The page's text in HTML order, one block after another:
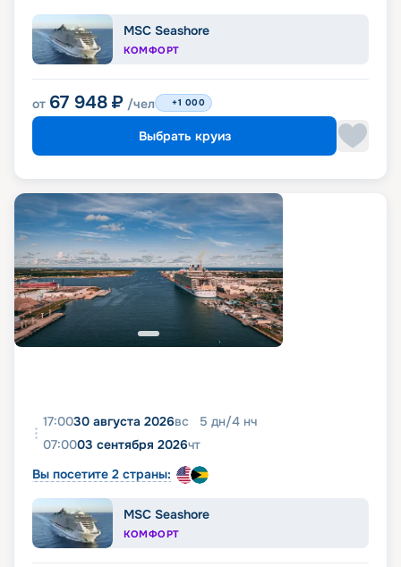
MSC Seashore
КОМФОРТ
от 67 948 ₽ /чел +1 000
Выбрать круиз
17:0030 августа 2026вс 5 дн/4 нч
07:0003 сентября 2026чт
Вы посетите 2 страны:
MSC Seashore
КОМФОРТ